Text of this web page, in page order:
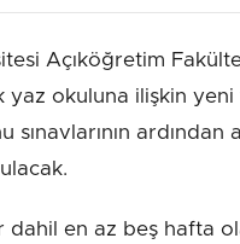
Açıköğretim
yaz okuluna ilişkin
ardından
dahil en az beş hafta